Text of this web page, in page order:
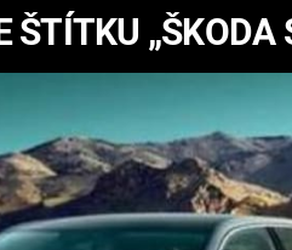
CHUCK
NORRIS
„ŠKODA